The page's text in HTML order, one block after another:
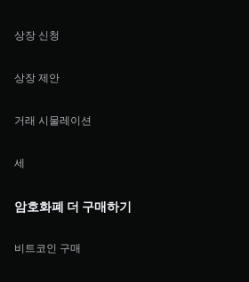
상장 신청
상장 제안
거래 시물레이션
세
암호화폐 더 구매하기
비트코인 구매